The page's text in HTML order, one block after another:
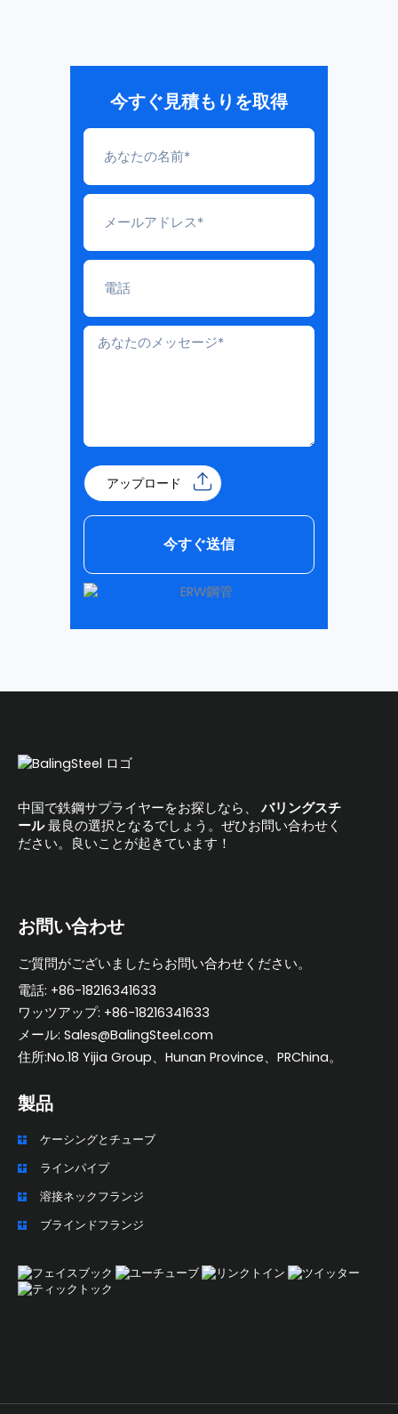
今すぐ見積もりを取得
アップロード
今すぐ送信
Alternative:
中国で鉄鋼サプライヤーをお探しなら、 バリングスチ
ール最良の選択となるでしょう。ぜひお問い合わせく
ださい。良いことが起きています！
お問い合わせ
ご質問がございましたらお問い合わせください。
電話: +86-18216341633
ワッツアップ: +86-18216341633
メール: Sales@BalingSteel.com
住所:No.18 Yijia Group、Hunan Province、PRChina。
製品
ケーシングとチューブ
ラインパイプ
溶接ネックフランジ
ブラインドフランジ
DE
KO